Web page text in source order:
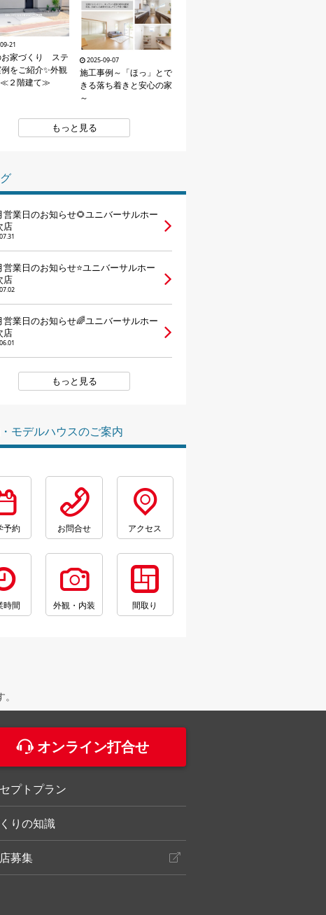
21
お家づくり ステ
をご紹介✨外観
２階建て≫
2025-09-07
施工事例～「ほっ」とで
きる落ち着きと安心の家
～
もっと見る
営業日のお知らせ🌻ユニバーサルホー
店
営業日のお知らせ⭐ユニバーサルホー
店
営業日のお知らせ🌈ユニバーサルホー
店
もっと見る
モデルハウスのご案内
予約 お問合せ アクセス
時間 外観・内装 間取り
オンライン打合せ
プトプラン
りの知識
募集